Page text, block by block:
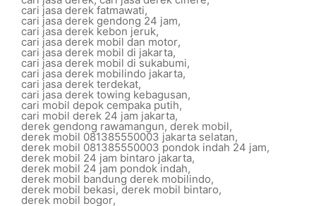
cari jasa derek fatmawati,
cari jasa derek gendong 24 jam,
cari jasa derek kebon jeruk,
cari jasa derek mobil dan motor,
cari jasa derek mobil di jakarta,
cari jasa derek mobil di sukabumi,
cari jasa derek mobilindo jakarta,
cari jasa derek terdekat,
cari jasa derek towing kebagusan,
cari mobil depok cempaka putih,
cari mobil derek 24 jam jakarta,
derek gendong rawamangun, derek mobil,
derek mobil 081385550003 jakarta selatan,
derek mobil 081385550003 pondok indah 24 jam,
derek mobil 24 jam bintaro jakarta,
derek mobil 24 jam pondok indah,
derek mobil bandung derek mobilindo,
derek mobil bekasi, derek mobil bintaro,
derek mobil bogor,